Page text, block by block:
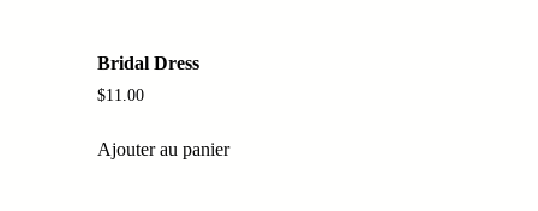
Bridal Dress
$11.00
Ajouter au panier